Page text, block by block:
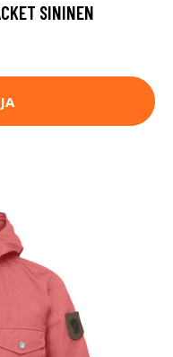
SININEN